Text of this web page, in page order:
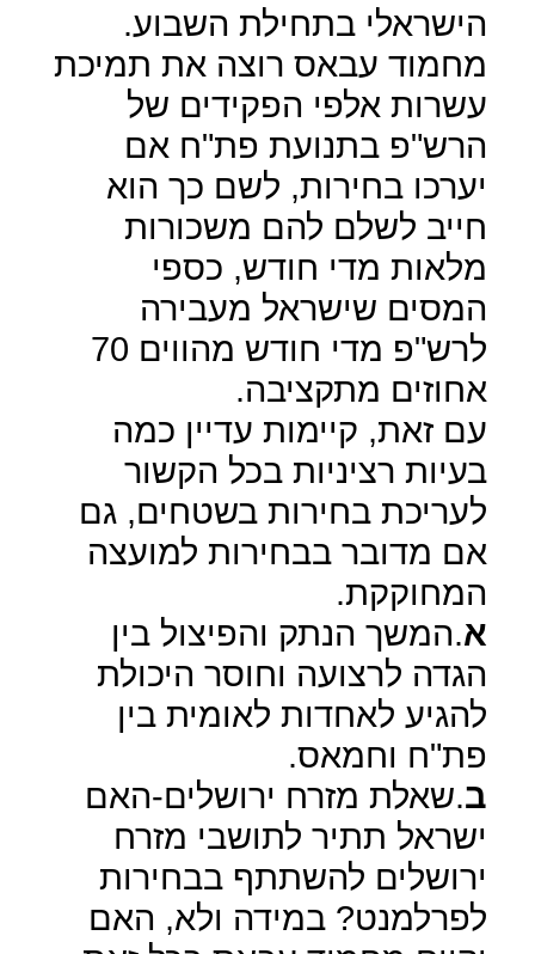
הישראלי בתחילת השבוע.
מחמוד עבאס רוצה את תמיכת
עשרות אלפי הפקידים של
הרש"פ בתנועת פת"ח אם
יערכו בחירות, לשם כך הוא
חייב לשלם להם משכורות
מלאות מדי חודש, כספי
המסים שישראל מעבירה
לרש"פ מדי חודש מהווים 70
אחוזים מתקציבה.
עם זאת, קיימות עדיין כמה
בעיות רציניות בכל הקשור
לעריכת בחירות בשטחים, גם
אם מדובר בבחירות למועצה
המחוקקת.
א.המשך הנתק והפיצול בין
הגדה לרצועה וחוסר היכולת
להגיע לאחדות לאומית בין
פת"ח וחמאס.
ב.שאלת מזרח ירושלים-האם
ישראל תתיר לתושבי מזרח
ירושלים להשתתף בבחירות
לפרלמנט? במידה ולא, האם